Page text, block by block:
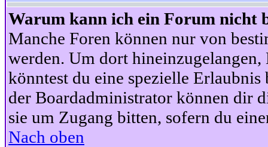
Warum kann ich ein Forum nicht
Manche Foren können nur von
werden. Um dort hineinzugelangen,
könntest du eine spezielle
der Boardadministrator können dir
sie um Zugang bitten, sofern du
Nach oben